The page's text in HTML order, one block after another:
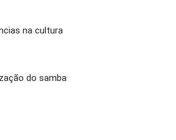
na cultura
do samba